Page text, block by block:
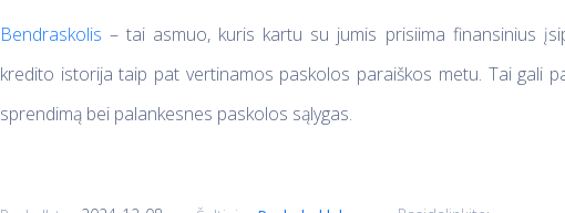
Bendraskolis – tai asmuo, kuris kartu su jumis prisiima finansinius
kredito istorija taip pat vertinamos paskolos paraiškos metu. Tai gali
sprendimą bei palankesnes paskolos sąlygas.